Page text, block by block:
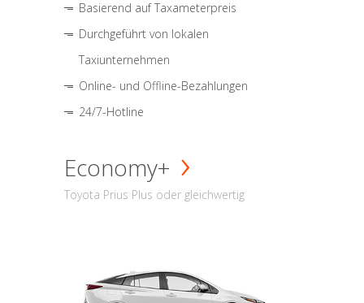
Basierend auf Taxameterpreis
Durchgeführt von lokalen
Taxiunternehmen
Online- und Offline-Bezahlungen
24/7-Hotline
Economy+
Toyota Prius Plus oder gleichwertig